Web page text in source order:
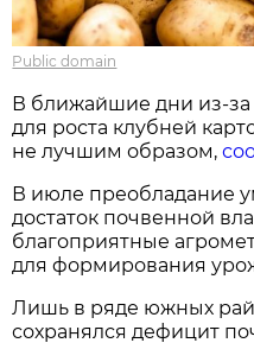
Public domain
В ближайшие дни из-
для роста клубней
не лучшим образом,
В июле преобладание
достаток почвенной
благоприятные
для формирования
Лишь в ряде южных
сохранялся дефицит